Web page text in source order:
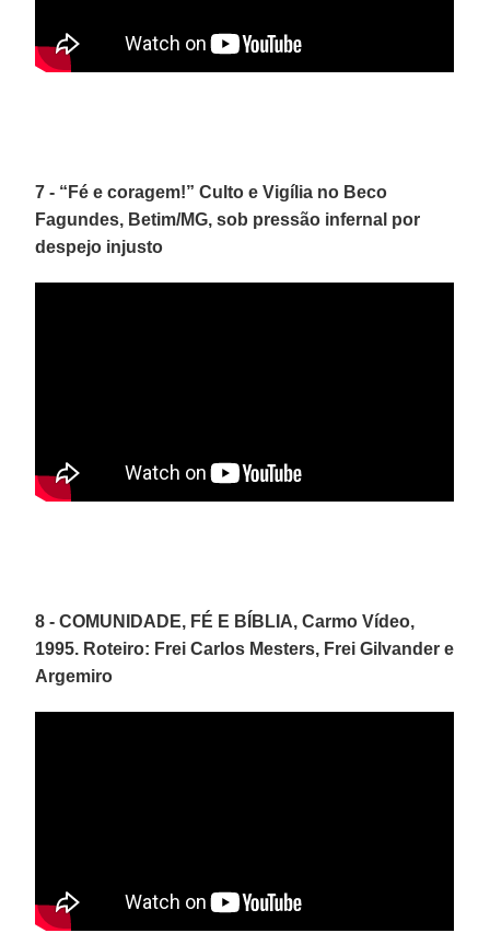
7 - “Fé e coragem!” Culto e Vigília no Beco
Fagundes, Betim/MG, sob pressão infernal por
despejo injusto
8 - COMUNIDADE, FÉ E BÍBLIA, Carmo Vídeo,
1995. Roteiro: Frei Carlos Mesters, Frei Gilvander e
Argemiro